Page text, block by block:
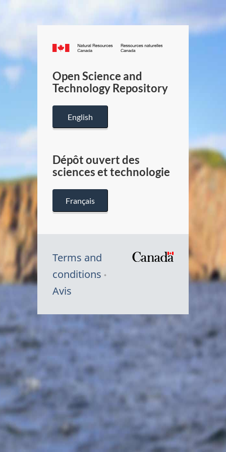
Canada.ca
/
Canada
Open Science and
Technology Repository
English
Dépôt ouvert des
sciences et technologie
Français
Terms and
conditions
Avis
Symbole
Canada